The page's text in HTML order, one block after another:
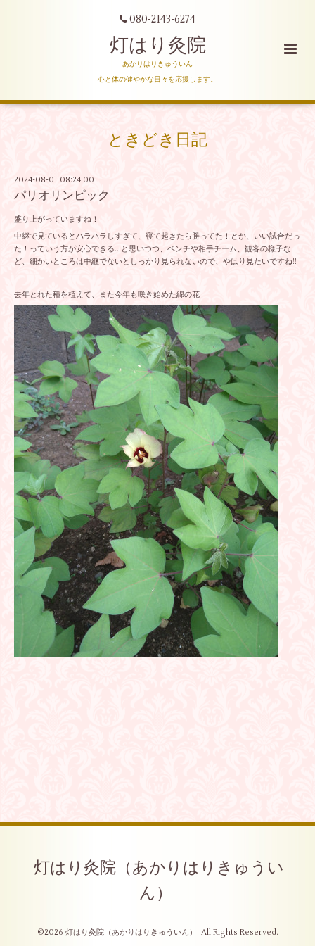
080-2143-6274
灯はり灸院
あかりはりきゅういん
心と体の健やかな日々を応援します。
ときどき日記
2024-08-01 08:24:00
パリオリンピック
盛り上がっていますね！
中継で見ているとハラハラしすぎて、寝て起きたら勝ってた！とか、いい試合だっ
た！っていう方が安心できる…と思いつつ、ベンチや相手チーム、観客の様子な
ど、細かいところは中継でないとしっかり見られないので、やはり見たいですね!!
去年とれた種を植えて、また今年も咲き始めた綿の花
灯はり灸院（あかりはりきゅうい
ん）
©2026 灯はり灸院（あかりはりきゅういん） . All Rights Reserved.